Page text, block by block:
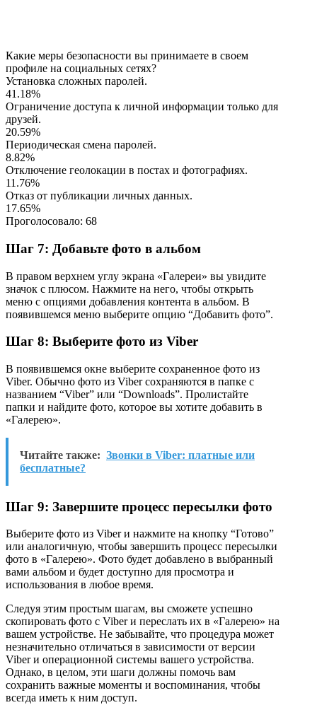
Какие меры безопасности вы принимаете в своем
профиле на социальных сетях?
Установка сложных паролей.
41.18%
Ограничение доступа к личной информации только для
друзей.
20.59%
Периодическая смена паролей.
8.82%
Отключение геолокации в постах и фотографиях.
11.76%
Отказ от публикации личных данных.
17.65%
Проголосовало: 68
Шаг 7: Добавьте фото в альбом
В правом верхнем углу экрана «Галереи» вы увидите
значок с плюсом. Нажмите на него, чтобы открыть
меню с опциями добавления контента в альбом. В
появившемся меню выберите опцию “Добавить фото”.
Шаг 8: Выберите фото из Viber
В появившемся окне выберите сохраненное фото из
Viber. Обычно фото из Viber сохраняются в папке с
названием “Viber” или “Downloads”. Пролистайте
папки и найдите фото, которое вы хотите добавить в
«Галерею».
Читайте также: Звонки в Viber: платные или
бесплатные?
Шаг 9: Завершите процесс пересылки фото
Выберите фото из Viber и нажмите на кнопку “Готово”
или аналогичную, чтобы завершить процесс пересылки
фото в «Галерею». Фото будет добавлено в выбранный
вами альбом и будет доступно для просмотра и
использования в любое время.
Следуя этим простым шагам, вы сможете успешно
скопировать фото с Viber и переслать их в «Галерею» на
вашем устройстве. Не забывайте, что процедура может
незначительно отличаться в зависимости от версии
Viber и операционной системы вашего устройства.
Однако, в целом, эти шаги должны помочь вам
сохранить важные моменты и воспоминания, чтобы
всегда иметь к ним доступ.